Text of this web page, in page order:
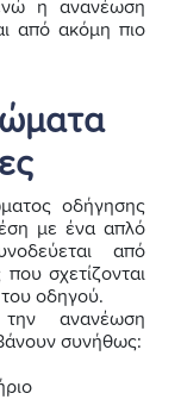
η ανανέωση
από ακόμη πιο
οδήγησης
με ένα απλό
από
που σχετίζονται
του οδηγού.
την ανανέωση
συνήθως: